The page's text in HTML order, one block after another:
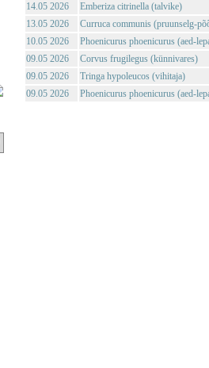
14.05 2026
Emberiza citrinella (talvike)
13.05 2026
Curruca communis (pruunselg-
10.05 2026
Phoenicurus phoenicurus (aed-
09.05 2026
Corvus frugilegus (künnivares)
09.05 2026
Tringa hypoleucos (vihitaja)
09.05 2026
Phoenicurus phoenicurus (aed-